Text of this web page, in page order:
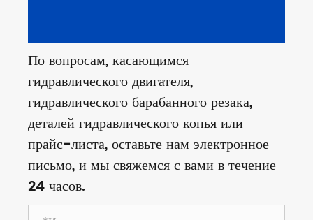
По вопросам, касающимся
гидравлического двигателя,
гидравлического барабанного резака,
деталей гидравлического копья или
прайс-листа, оставьте нам электронное
письмо, и мы свяжемся с вами в течение
24 часов.